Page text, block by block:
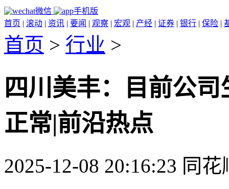
微信
手机版
首页 | 滚动 | 资讯 | 要闻 | 观察 | 宏观 | 产经 | 证券 | 银行 | 保险 |
首页 > 行业 >
四川美丰：目前公司
正常|前沿热点
2025-12-08 20:16:23 同花